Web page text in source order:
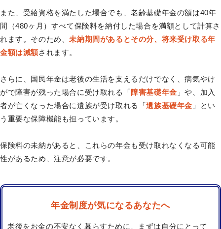
また、受給資格を満たした場合でも、老齢基礎年金の額は40年
間（480ヶ月）すべて保険料を納付した場合を満額として計算さ
れます。そのため、未納期間があるとその分、将来受け取る年
金額は減額されます。
さらに、国民年金は老後の生活を支えるだけでなく、病気やけ
がで障害が残った場合に受け取れる「障害基礎年金 」や、加入
者が亡くなった場合に遺族が受け取れる「遺族基礎年金 」とい
う重要な保障機能も担っています。
保険料の未納があると、これらの年金も受け取れなくなる可能
性があるため、注意が必要です。
年金制度が気になるあなたへ
老後をお金の不安なく暮らすために、まずは自分にとって